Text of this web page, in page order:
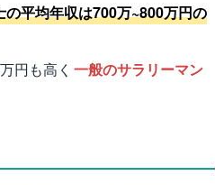
の平均年収は700万~800万円の
円も高く 一般のサラリーマン